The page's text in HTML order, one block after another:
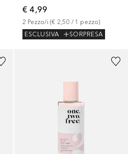
€ 4,99
2 Pezzo/i (€ 2,50 / 1 pezzo)
ESCLUSIVA
SORPRESA